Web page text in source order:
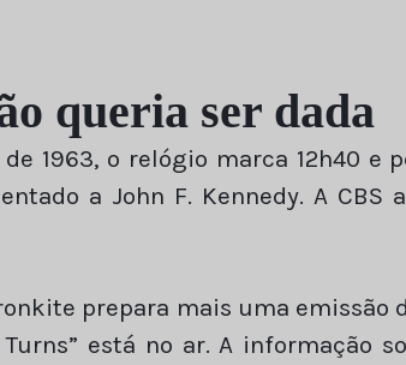
queria ser dada
1963, o relógio marca 12h40 e
a John F. Kennedy. A CBS
prepara mais uma
está no ar. A informação